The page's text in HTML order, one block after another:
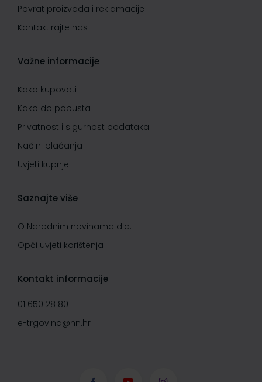
Povrat proizvoda i reklamacije
Kontaktirajte nas
Važne informacije
Kako kupovati
Kako do popusta
Privatnost i sigurnost podataka
Načini plaćanja
Uvjeti kupnje
Saznajte više
O Narodnim novinama d.d.
Opći uvjeti korištenja
Kontakt informacije
01 650 28 80
e-trgovina@nn.hr